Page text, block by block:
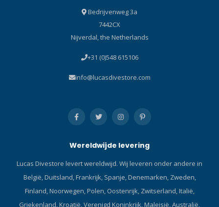
temperatuur: Warm water
cool, elastisch en ideaal
een zacht, rekbaar rubber
ook ideaal voor meerdere
vergelijkbare materialen
van andere fabrikanten,
een veel grotere
weerstand tegen
ons onderpak zal veel
fabrikanten. De laatste
buitenlaag is de nieuwste
beschermen tegen het weer
het eerste materiaal dat
uitstekend ademend
vermogen, ventilatie en
stretch combineert zoals in
Bedrijvenweg 3a
7442CX
Nijverdal, the Netherlands
+31 (0)548 615106
info@lucasdivestore.com
Wereldwijde levering
Lucas Divestore levert wereldwijd. Wij leveren onder andere in
België, Duitsland, Frankrijk, Spanje, Denemarken, Zweden,
Finland, Noorwegen, Polen, Oostenrijk, Zwitserland, Italië,
Griekenland, Kroatië, Verenigd Koninkrijk, Maleisië, Australië,